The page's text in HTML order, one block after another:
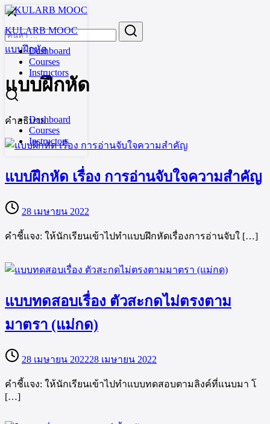
Skip
content
KULARB MOOC
Dashboard
Courses
Instructors
Dashboard
Courses
Instructors
Search
for:
แบบฝึกหัด
แบบฝึกหัด
คำอธิบาย
แบบฝึกหัด เรื่อง การอ่านจับใจความสำคัญ
28 เมษายน 2022
คำชี้แจง: ให้นักเรียนเข้าไปทำแบบฝึกหัดเรื่องการอ่านจับใ […]
แบบทดสอบเรื่อง ตัวสะกดไม่ตรงตาม
มาตรา (แม่กด)
28 เมษายน 202228 เมษายน 2022
คำชี้แจง: ให้นักเรียนเข้าไปทำแบบทดสอบตามลิงค์ที่แนบมา โ
[…]